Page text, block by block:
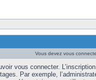
Vous devez vous
vous connecter.
Par exemple,